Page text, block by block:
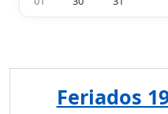
Feriados